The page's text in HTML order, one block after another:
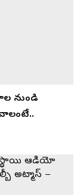
నుండి